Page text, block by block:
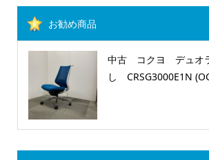
お勧め商品
中古 コクヨ デュオ
し CRSG3000E1N